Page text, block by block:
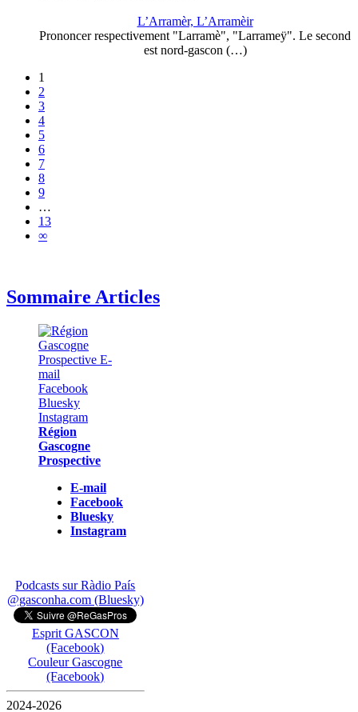
L’Arramèr, L’Arramèir
Prononcer respectivement "Larramè", "Larrameÿ". Le second
est nord-gascon (…)
1
2
3
4
5
6
7
8
9
…
13
∞
Sommaire Articles
Région
Gascogne
Prospective
E-mail
Facebook
Bluesky
Instagram
Podcasts sur Ràdio País
@gasconha.com (Bluesky)
Esprit GASCON
(Facebook)
Couleur Gascogne
(Facebook)
2024-2026